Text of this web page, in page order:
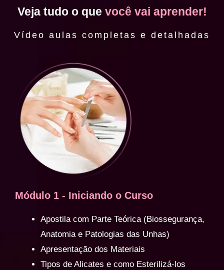
Veja tudo o que você vai aprender!
Vídeo aulas completas e detalhadas
Módulo 1 - Iniciando o Curso
Apostila com Parte Teórica (Biossegurança,
Anatomia e Patologias das Unhas)
Apresentação dos Materiais
Tipos de Alicates e como Esterilizá-los